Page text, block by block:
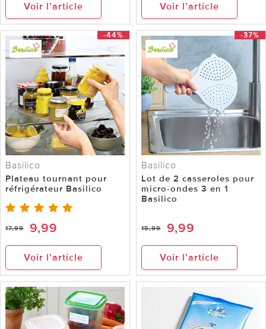
Voir l’article Voir l’article
-44%
Basilico
Plateau tournant pour
réfrigérateur Basilico
17,99 9,99
Voir l’article
-37%
Basilico
Lot de 2 casseroles pour
micro-ondes 3 en 1
Basilico
15,99 9,99
Voir l’article